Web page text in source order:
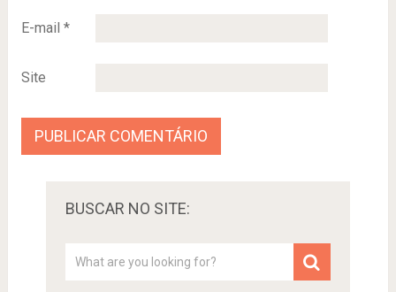
E-mail *
Site
BUSCAR NO SITE: